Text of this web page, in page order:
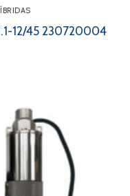
12/45 230720004